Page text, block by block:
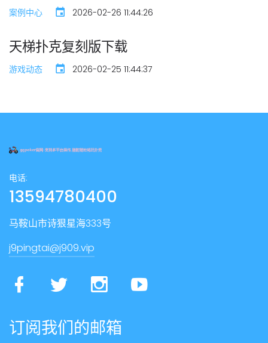
案例中心 2026-02-26 11:44:26
天梯扑克复刻版下载
游戏动态 2026-02-25 11:44:37
电话:
13594780400
马鞍山市诗狠星海333号
j9pingtai@j909.vip
订阅我们的邮箱